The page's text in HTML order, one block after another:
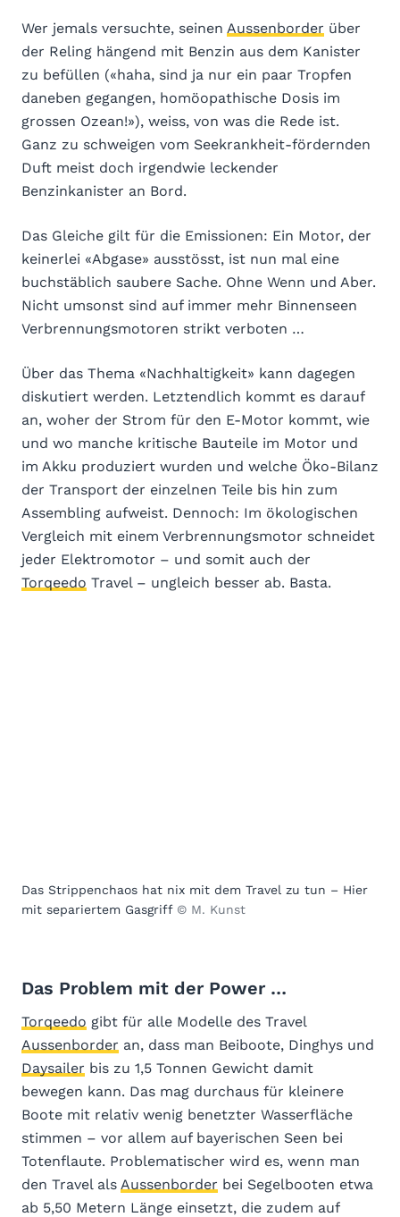
Wer jemals versuchte, seinen Aussenborder über
der Reling hängend mit Benzin aus dem Kanister
zu befüllen («haha, sind ja nur ein paar Tropfen
daneben gegangen, homöopathische Dosis im
grossen Ozean!»), weiss, von was die Rede ist.
Ganz zu schweigen vom Seekrankheit-fördernden
Duft meist doch irgendwie leckender
Benzinkanister an Bord.
Das Gleiche gilt für die Emissionen: Ein Motor, der
keinerlei «Abgase» ausstösst, ist nun mal eine
buchstäblich saubere Sache. Ohne Wenn und Aber.
Nicht umsonst sind auf immer mehr Binnenseen
Verbrennungsmotoren strikt verboten …
Über das Thema «Nachhaltigkeit» kann dagegen
diskutiert werden. Letztendlich kommt es darauf
an, woher der Strom für den E-Motor kommt, wie
und wo manche kritische Bauteile im Motor und
im Akku produziert wurden und welche Öko-Bilanz
der Transport der einzelnen Teile bis hin zum
Assembling aufweist. Dennoch: Im ökologischen
Vergleich mit einem Verbrennungsmotor schneidet
jeder Elektromotor – und somit auch der
Torqeedo Travel – ungleich besser ab. Basta.
Das Strippenchaos hat nix mit dem Travel zu tun – Hier
mit separiertem Gasgriff © M. Kunst
Das Problem mit der Power …
Torqeedo gibt für alle Modelle des Travel
Aussenborder an, dass man Beiboote, Dinghys und
Daysailer bis zu 1,5 Tonnen Gewicht damit
bewegen kann. Das mag durchaus für kleinere
Boote mit relativ wenig benetzter Wasserfläche
stimmen – vor allem auf bayerischen Seen bei
Totenflaute. Problematischer wird es, wenn man
den Travel als Aussenborder bei Segelbooten etwa
ab 5,50 Metern Länge einsetzt, die zudem auf